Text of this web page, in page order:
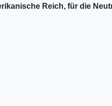
Reich, für die